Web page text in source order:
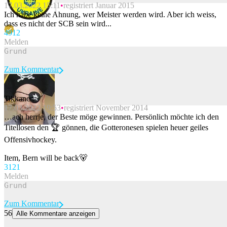
Beitrag melden
17.03.2022 15:11 registriert Januar 2015
Ich habe keine Ahnung, wer Meister werden wird. Aber ich weiss,
dass es nicht der SCB sein wird...
4912
Melden
Beitrag melden
Zum Kommentar
Tikkanen
17.03.2022 19:53 registriert November 2014
…ach herrje, der Beste möge gewinnen. Persönlich möchte ich den
Titellosen den 🏆 gönnen, die Gotteronesen spielen heuer geiles
Offensivhockey.
Item, Bern will be back🐻
31 21
Melden
Zum Kommentar
56 Alle Kommentare anzeigen